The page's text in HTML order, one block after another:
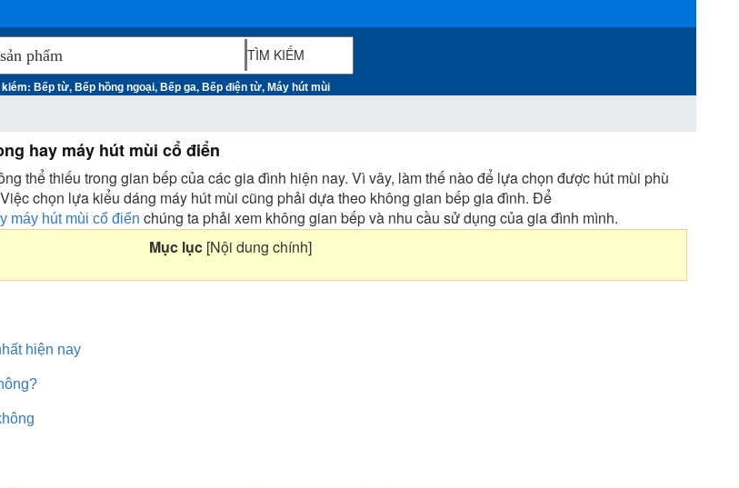
Bếp từ, Bếp hồng ngoại, Bếp ga, Bếp điện từ, Máy hút mùi
hay máy hút mùi cổ điển
thể thiếu trong gian bếp của các gia đình hiện nay. Vì vây, làm thế nào để lựa chọn được hút mùi phù
chọn lựa kiểu dáng máy hút mùi cũng phải dựa theo không gian bếp gia đình. Để
máy hút mùi cổ điển chúng ta phải xem không gian bếp và nhu cầu sử dụng của gia đình mình.
Mục lục [Nội dung chính]
hiện nay